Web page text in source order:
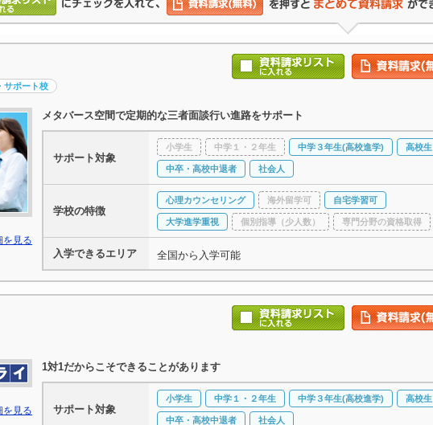
サポート校
を見る
メタバース空間で定期的な三者面談行い進路をサポート
サポート対象
小学生 中学１・２年生 中学３年生(高校進学) 高校生
中卒・高校中退者 社会人
学校の特徴
心理カウンセリング 海外留学可 自宅学習可
大学進学重視 個別指導（少人数） 専門分野の資格取得
入学できるエリア 全国から入学可能
を見る
1対1だからこそできることがあります
サポート対象
小学生 中学１・２年生 中学３年生(高校進学) 高校生
中卒・高校中退者 社会人